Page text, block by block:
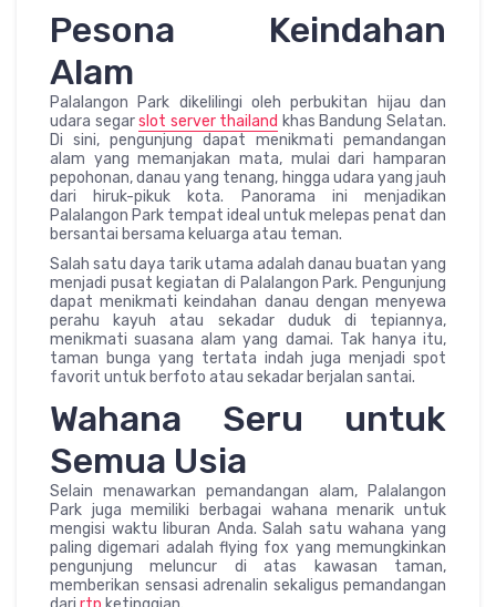
Pesona Keindahan
Alam
Palalangon Park dikelilingi oleh perbukitan hijau dan
udara segarslot server thailand khas Bandung Selatan.
Di sini, pengunjung dapat menikmati pemandangan
alam yang memanjakan mata, mulai dari hamparan
pepohonan, danau yang tenang, hingga udara yang jauh
dari hiruk-pikuk kota. Panorama ini menjadikan
Palalangon Park tempat ideal untuk melepas penat dan
bersantai bersama keluarga atau teman.
Salah satu daya tarik utama adalah danau buatan yang
menjadi pusat kegiatan di Palalangon Park. Pengunjung
dapat menikmati keindahan danau dengan menyewa
perahu kayuh atau sekadar duduk di tepiannya,
menikmati suasana alam yang damai. Tak hanya itu,
taman bunga yang tertata indah juga menjadi spot
favorit untuk berfoto atau sekadar berjalan santai.
Wahana Seru untuk
Semua Usia
Selain menawarkan pemandangan alam, Palalangon
Park juga memiliki berbagai wahana menarik untuk
mengisi waktu liburan Anda. Salah satu wahana yang
paling digemari adalah flying fox yang memungkinkan
pengunjung meluncur di atas kawasan taman,
memberikan sensasi adrenalin sekaligus pemandangan